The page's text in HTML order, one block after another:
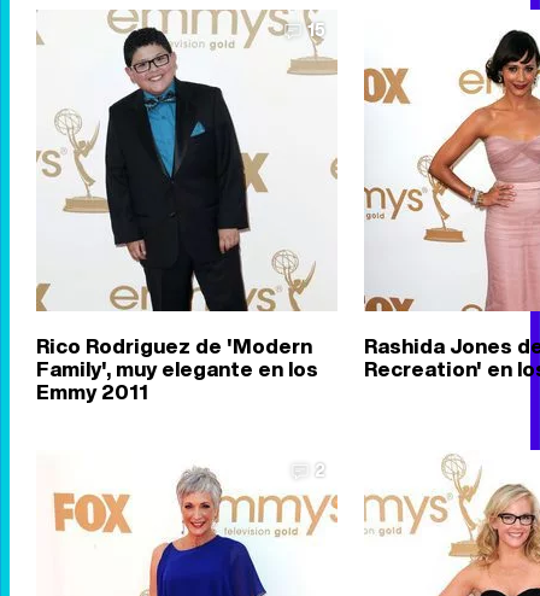
15
Rico Rodriguez de 'Modern
Family', muy elegante en los
Emmy 2011
Rashida Jones
Recreation' en
2